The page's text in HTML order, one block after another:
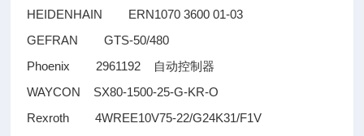
HEIDENHAIN ERN1070 3600 01-03
GEFRAN GTS-50/480
Phoenix 2961192
自动控制器
WAYCON SX80-1500-25-G-KR-O
Rexroth 4WREE10V75-22/G24K31/F1V